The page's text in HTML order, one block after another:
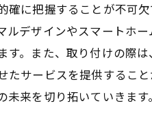
確に把握することが不可
ルデザインやスマートホ
す。また、取り付けの際
たサービスを提供するこ
未来を切り拓いていきます。